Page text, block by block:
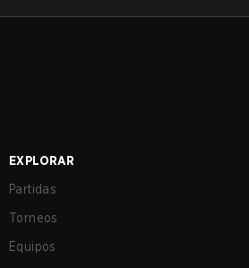
EXPLORAR
Partidas
Torneos
Equipos